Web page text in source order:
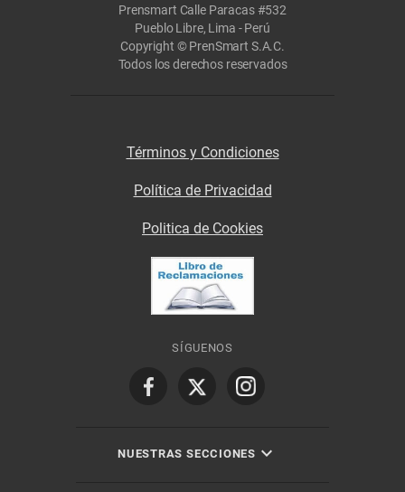
Prensmart Calle Paracas #532
Pueblo Libre, Lima - Perú
Copyright © PrenSmart S.A.C.
Todos los derechos reservados
Términos y Condiciones
Política de Privacidad
Politica de Cookies
SÍGUENOS
NUESTRAS SECCIONES